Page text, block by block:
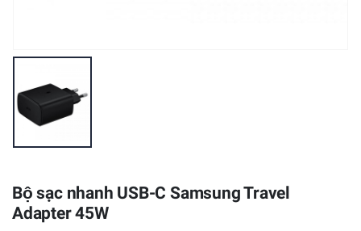
Bộ sạc nhanh USB-C Samsung Travel
Adapter 45W